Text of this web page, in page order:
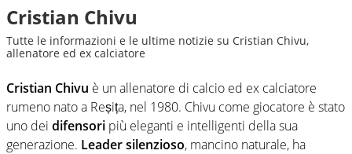
Cristian Chivu
Tutte le informazioni e le ultime notizie su Cristian Chivu,
allenatore ed ex calciatore
Cristian Chivu è un allenatore di calcio ed ex calciatore
rumeno nato a Reșița, nel 1980. Chivu come giocatore è stato
uno dei difensori più eleganti e intelligenti della sua
generazione. Leader silenzioso, mancino naturale, ha